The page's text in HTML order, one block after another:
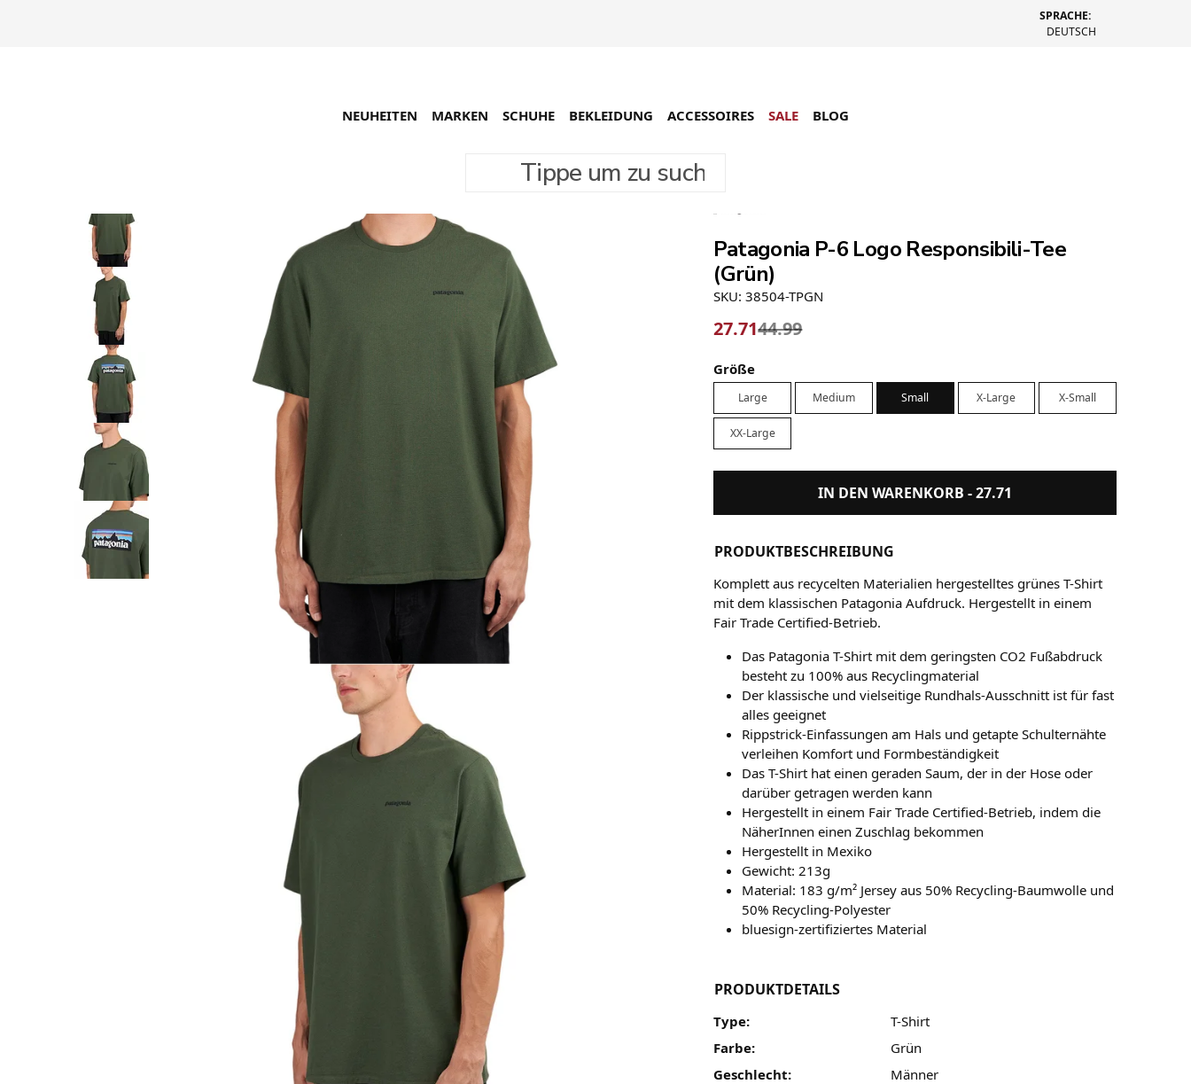
SPRACHE:
DEUTSCH
Tippe um zu suchen
NEUHEITEN MARKEN SCHUHE BEKLEIDUNG ACCESSOIRES SALE BLOG
Patagonia P-6 Logo Responsibili-Tee
(Grün)
SKU: 38504-TPGN
27.7144.99
Größe
Large Medium Small X-Large X-Small
XX-Large
IN DEN WARENKORB -27.71
PRODUKTBESCHREIBUNG
Komplett aus recycelten Materialien hergestelltes grünes T-Shirt
mit dem klassischen Patagonia Aufdruck. Hergestellt in einem
Fair Trade Certified-Betrieb.
Das Patagonia T-Shirt mit dem geringsten CO2 Fußabdruck
besteht zu 100% aus Recyclingmaterial
Der klassische und vielseitige Rundhals-Ausschnitt ist für fast
alles geeignet
Rippstrick-Einfassungen am Hals und getapte Schulternähte
verleihen Komfort und Formbeständigkeit
Das T-Shirt hat einen geraden Saum, der in der Hose oder
darüber getragen werden kann
Hergestellt in einem Fair Trade Certified-Betrieb, indem die
NäherInnen einen Zuschlag bekommen
Hergestellt in Mexiko
Gewicht: 213g
Material: 183 g/m² Jersey aus 50% Recycling-Baumwolle und
50% Recycling-Polyester
bluesign-zertifiziertes Material
PRODUKTDETAILS
Type:
T-Shirt
Farbe:
Grün
Geschlecht:
Männer